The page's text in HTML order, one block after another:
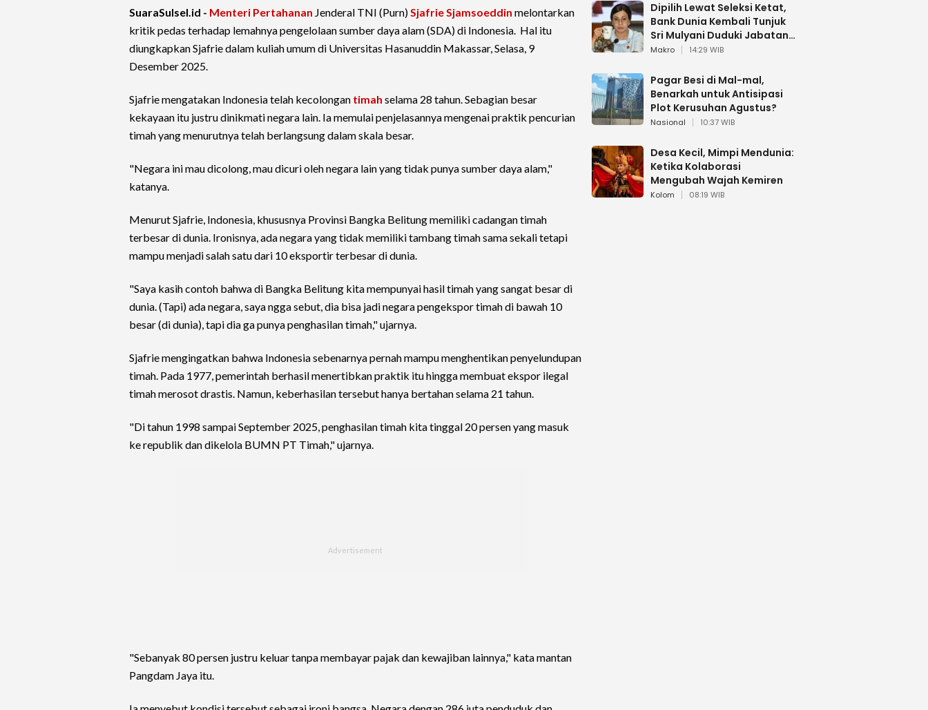
SuaraSulsel.id - Menteri Pertahanan Jenderal TNI (Purn)Sjafrie Sjamsoeddin melontarkan
kritik pedas terhadap lemahnya pengelolaan sumber daya alam (SDA) di Indonesia. Hal itu
diungkapkan Sjafrie dalam kuliah umum di Universitas Hasanuddin Makassar, Selasa, 9
Desember 2025.
Sjafrie mengatakan Indonesia telah kecolongan timah selama 28 tahun. Sebagian besar
kekayaan itu justru dinikmati negara lain. Ia memulai penjelasannya mengenai praktik pencurian
timah yang menurutnya telah berlangsung dalam skala besar.
"Negara ini mau dicolong, mau dicuri oleh negara lain yang tidak punya sumber daya alam,"
katanya.
Menurut Sjafrie, Indonesia, khususnya Provinsi Bangka Belitung memiliki cadangan timah
terbesar di dunia. Ironisnya, ada negara yang tidak memiliki tambang timah sama sekali tetapi
mampu menjadi salah satu dari 10 eksportir terbesar di dunia.
"Saya kasih contoh bahwa di Bangka Belitung kita mempunyai hasil timah yang sangat besar di
dunia. (Tapi) ada negara, saya ngga sebut, dia bisa jadi negara pengekspor timah di bawah 10
besar (di dunia), tapi dia ga punya penghasilan timah," ujarnya.
Sjafrie mengingatkan bahwa Indonesia sebenarnya pernah mampu menghentikan penyelundupan
timah. Pada 1977, pemerintah berhasil menertibkan praktik itu hingga membuat ekspor ilegal
timah merosot drastis. Namun, keberhasilan tersebut hanya bertahan selama 21 tahun.
"Di tahun 1998 sampai September 2025, penghasilan timah kita tinggal 20 persen yang masuk
ke republik dan dikelola BUMN PT Timah," ujarnya.
"Sebanyak 80 persen justru keluar tanpa membayar pajak dan kewajiban lainnya," kata mantan
Pangdam Jaya itu.
Dipilih Lewat Seleksi Ketat,
Bank Dunia Kembali Tunjuk
Sri Mulyani Duduki Jabatan
Strategis
Makro 14:29 WIB
Pagar Besi di Mal-mal,
Benarkah untuk Antisipasi
Plot Kerusuhan Agustus?
Nasional 10:37 WIB
Desa Kecil, Mimpi Mendunia:
Ketika Kolaborasi
Mengubah Wajah Kemiren
Kolom 08:19 WIB